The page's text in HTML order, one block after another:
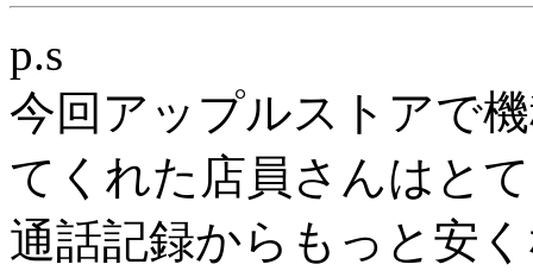
p.s
今回アップルストアで
てくれた店員さんはと
通話記録からもっと安